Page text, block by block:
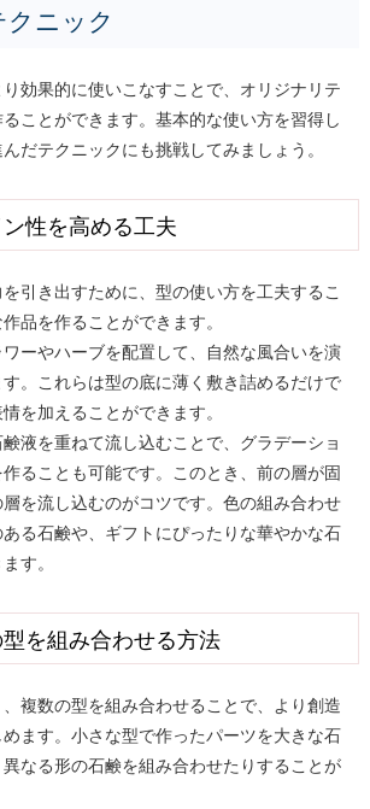
クニック
効果的に使いこなすことで、オリジナリテ
ことができます。基本的な使い方を習得し
だテクニックにも挑戦してみましょう。
性を高める工夫
引き出すために、型の使い方を工夫するこ
品を作ることができます。
ーやハーブを配置して、自然な風合いを演
。これらは型の底に薄く敷き詰めるだけで
を加えることができます。
液を重ねて流し込むことで、グラデーショ
ることも可能です。このとき、前の層が固
を流し込むのがコツです。色の組み合わせ
る石鹸や、ギフトにぴったりな華やかな石
す。
を組み合わせる方法
複数の型を組み合わせることで、より創造
ます。小さな型で作ったパーツを大きな石
なる形の石鹸を組み合わせたりすることが